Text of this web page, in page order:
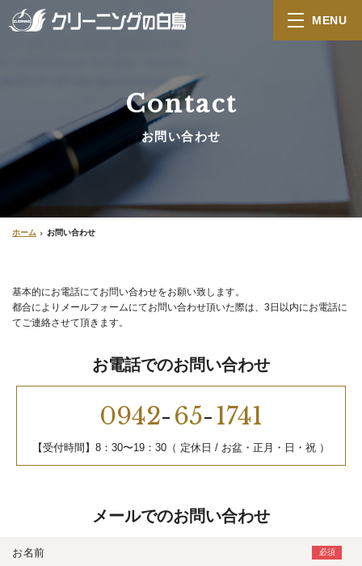
MENU
Contact
お問い合わせ
ホーム お問い合わせ
基本的にお電話にてお問い合わせをお願い致します。
都合によりメールフォームにてお問い合わせ頂いた際は、3日以内にお電話に
てご連絡させて頂きます。
お電話でのお問い合わせ
0942-65-1741
【受付時間】8：30〜19：30（ 定休日 / お盆・正月・日・祝 ）
メールでのお問い合わせ
お名前